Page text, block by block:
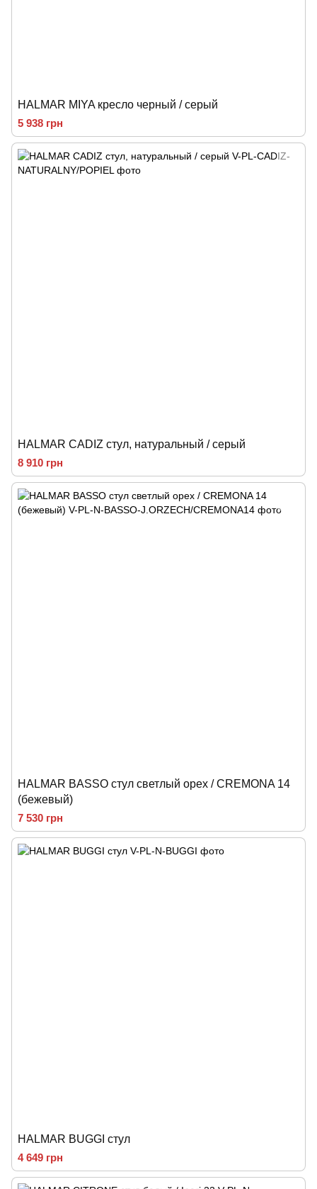
HALMAR MIYA кресло черный / серый
5 938 грн
HALMAR CADIZ стул, натуральный / серый
8 910 грн
HALMAR BASSO стул светлый орех / CREMONA 14
(бежевый)
7 530 грн
HALMAR BUGGI стул
4 649 грн